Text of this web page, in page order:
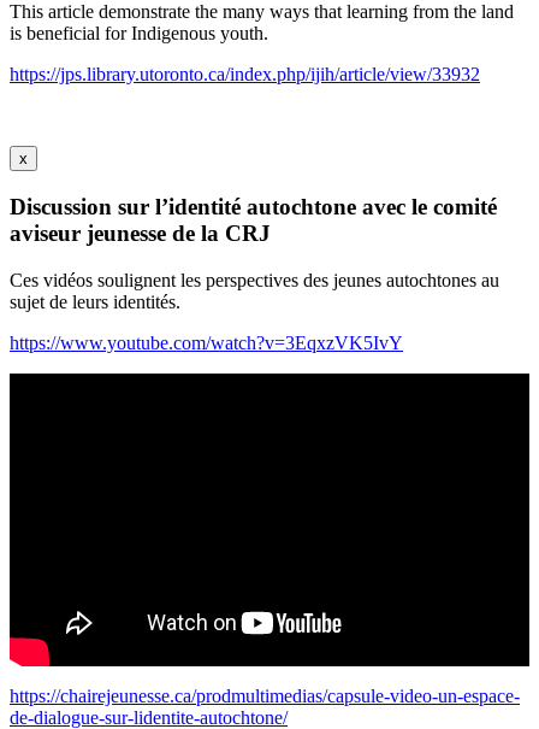
This article demonstrate the many ways that learning from the land
is beneficial for Indigenous youth.
https://jps.library.utoronto.ca/index.php/ijih/article/view/33932
x
Discussion sur l’identité autochtone avec le comité
aviseur jeunesse de la CRJ
Ces vidéos soulignent les perspectives des jeunes autochtones au
sujet de leurs identités.
https://www.youtube.com/watch?v=3EqxzVK5IvY
https://chairejeunesse.ca/prodmultimedias/capsule-video-un-espace-
de-dialogue-sur-lidentite-autochtone/